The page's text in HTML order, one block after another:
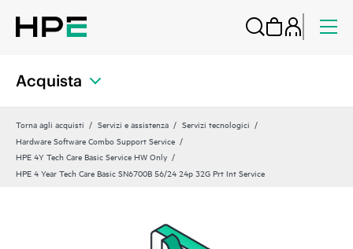
Acquista
Torna agli acquisti Servizi e assistenza
Servizi tecnologici
Hardware Software Combo Support Service
HPE 4Y Tech Care Basic Service HW Only
HPE 4 Year Tech Care Basic SN6700B 56/24 24p 32G Prt Int Service